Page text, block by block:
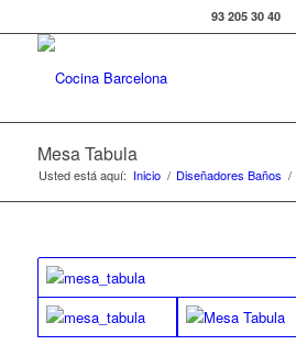
93 205 30 40
Mesa Tabula
Usted está aquí: Inicio / Diseñadores Baños /